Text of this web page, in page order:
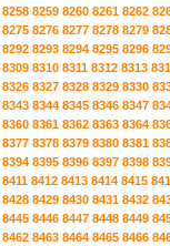
8258 8259 8260 8261 8262
8275 8276 8277 8278 8279
8292 8293 8294 8295 8296
8309 8310 8311 8312 8313
8326 8327 8328 8329 8330
8343 8344 8345 8346 8347
8360 8361 8362 8363 8364
8377 8378 8379 8380 8381
8394 8395 8396 8397 8398
8411 8412 8413 8414 8415
8428 8429 8430 8431 8432
8445 8446 8447 8448 8449
8462 8463 8464 8465 8466